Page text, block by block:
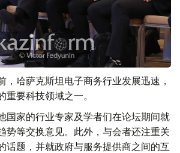
，哈萨克斯坦电子商务行业发展迅速，
重要科技领域之一。
国家的行业专家及学者们在论坛期间就
势等交换意见。此外，与会者还注重关
话题，并就政府与服务提供商之间的互